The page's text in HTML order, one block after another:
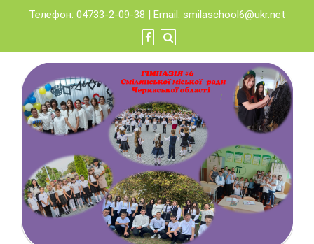
content
Телефон: 04733-2-09-38 | Email: smilaschool6@ukr.net